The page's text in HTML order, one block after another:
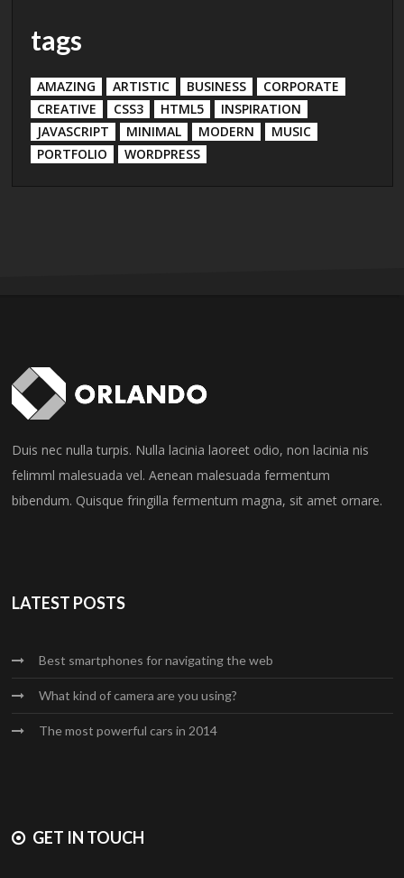
tags
AMAZING ARTISTIC BUSINESS
CORPORATE
CREATIVE
CSS3 HTML5
INSPIRATION
JAVASCRIPT
MINIMAL MODERN
MUSIC
PORTFOLIO
WORDPRESS
Duis nec nulla turpis. Nulla lacinia laoreet odio, non lacinia nis
felimml malesuada vel. Aenean malesuada fermentum
bibendum. Quisque fringilla fermentum magna, sit amet ornare.
LATEST POSTS
Best smartphones for navigating the web
What kind of camera are you using?
The most powerful cars in 2014
GET IN TOUCH